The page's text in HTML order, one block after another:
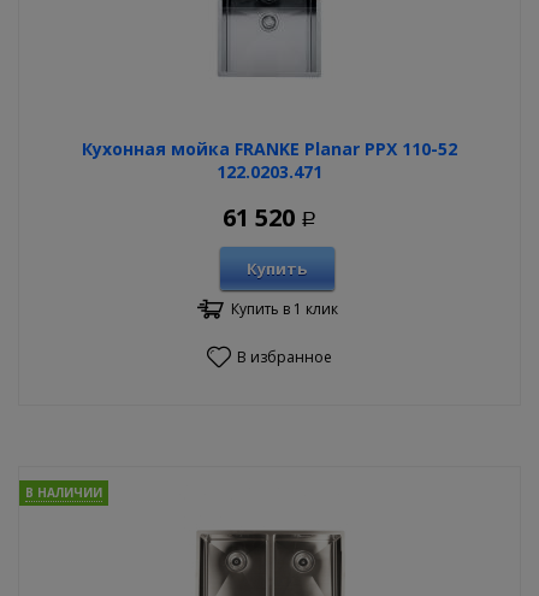
Кухонная мойка FRANKE Planar PPX 110-52
122.0203.471
61 520 Р
Купить
Купить в 1 клик
В избранное
В НАЛИЧИИ